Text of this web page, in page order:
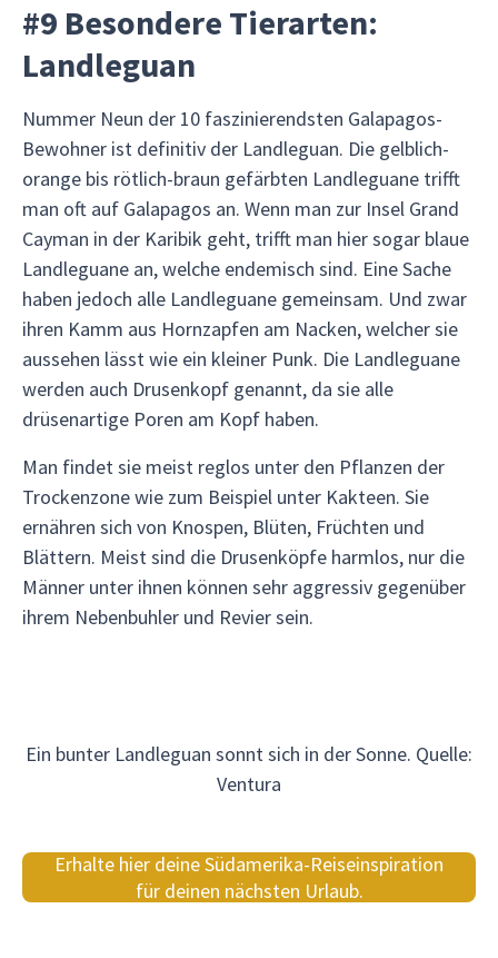
#9 Besondere Tierarten:
Landleguan
Nummer Neun der 10 faszinierendsten Galapagos-
Bewohner ist definitiv der Landleguan. Die gelblich-
orange bis rötlich-braun gefärbten Landleguane trifft
man oft auf Galapagos an. Wenn man zur Insel Grand
Cayman in der Karibik geht, trifft man hier sogar blaue
Landleguane an, welche endemisch sind. Eine Sache
haben jedoch alle Landleguane gemeinsam. Und zwar
ihren Kamm aus Hornzapfen am Nacken, welcher sie
aussehen lässt wie ein kleiner Punk. Die Landleguane
werden auch Drusenkopf genannt, da sie alle
drüsenartige Poren am Kopf haben.
Man findet sie meist reglos unter den Pflanzen der
Trockenzone wie zum Beispiel unter Kakteen. Sie
ernähren sich von Knospen, Blüten, Früchten und
Blättern. Meist sind die Drusenköpfe harmlos, nur die
Männer unter ihnen können sehr aggressiv gegenüber
ihrem Nebenbuhler und Revier sein.
Ein bunter Landleguan sonnt sich in der Sonne. Quelle:
Ventura
Erhalte hier deine Südamerika-Reiseinspiration
für deinen nächsten Urlaub.